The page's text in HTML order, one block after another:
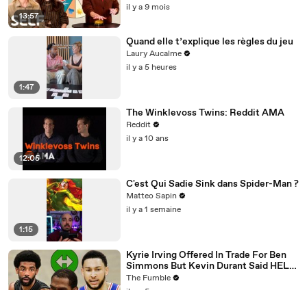
13:57
il y a 9 mois
1:47
Quand elle t’explique les règles du jeu
Laury Aucalme
il y a 5 heures
12:05
The Winklevoss Twins: Reddit AMA
Reddit
il y a 10 ans
1:15
C'est Qui Sadie Sink dans Spider-Man ?
Matteo Sapin
il y a 1 semaine
Kyrie Irving Offered In Trade For Ben
Simmons But Kevin Durant Said HELL
NO, Shut Down Trade
The Fumble